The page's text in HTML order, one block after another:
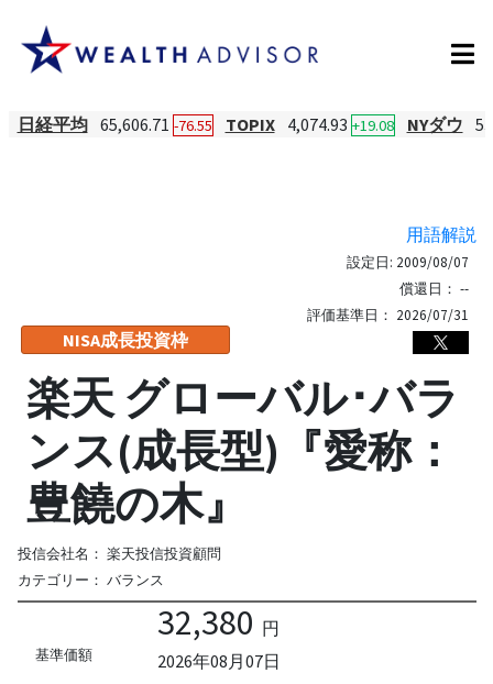
日経平均 65,606.71 -76.55 TOPIX 4,074.93 +19.08 NYダウ
用語解説
NISA成長投資枠
設定日: 2009/08/07
償還日： --
評価基準日： 2026/07/31
楽天 グローバル･バラ
ンス(成長型)『愛称：
豊饒の木』
投信会社名： 楽天投信投資顧問
カテゴリー： バランス
基準価額
32,380 円
2026年08月07日